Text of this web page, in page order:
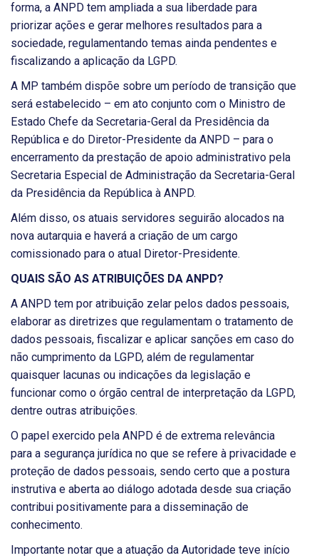
forma, a ANPD tem ampliada a sua liberdade para
priorizar ações e gerar melhores resultados para a
sociedade, regulamentando temas ainda pendentes e
fiscalizando a aplicação da LGPD.
A MP também dispõe sobre um período de transição que
será estabelecido – em ato conjunto com o Ministro de
Estado Chefe da Secretaria-Geral da Presidência da
República e do Diretor-Presidente da ANPD – para o
encerramento da prestação de apoio administrativo pela
Secretaria Especial de Administração da Secretaria-Geral
da Presidência da República à ANPD.
Além disso, os atuais servidores seguirão alocados na
nova autarquia e haverá a criação de um cargo
comissionado para o atual Diretor-Presidente.
QUAIS SÃO AS ATRIBUIÇÕES DA ANPD?
A ANPD tem por atribuição zelar pelos dados pessoais,
elaborar as diretrizes que regulamentam o tratamento de
dados pessoais, fiscalizar e aplicar sanções em caso do
não cumprimento da LGPD, além de regulamentar
quaisquer lacunas ou indicações da legislação e
funcionar como o órgão central de interpretação da LGPD,
dentre outras atribuições.
O papel exercido pela ANPD é de extrema relevância
para a segurança jurídica no que se refere à privacidade e
proteção de dados pessoais, sendo certo que a postura
instrutiva e aberta ao diálogo adotada desde sua criação
contribui positivamente para a disseminação de
conhecimento.
Importante notar que a atuação da Autoridade teve início